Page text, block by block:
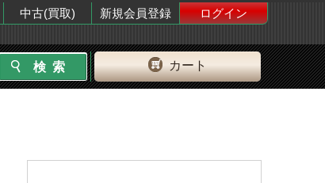
中古(買取) 新規会員登録
ログイン
カート